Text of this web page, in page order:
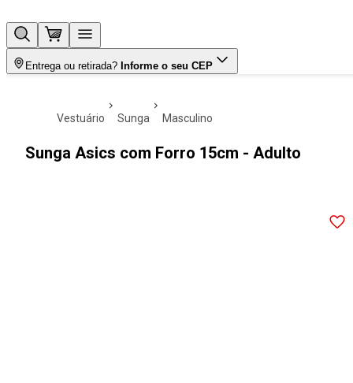
Entrega ou retirada? Informe o seu CEP
vestuário sunga masculino
Sunga Asics com Forro 15cm - Adulto